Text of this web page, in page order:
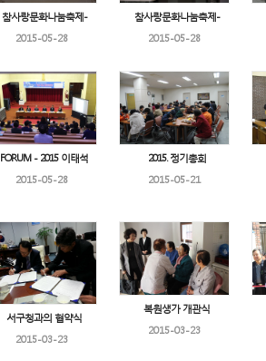
참사랑문화나눔축제-
2015-05-28
참사랑문화나눔축제-
2015-05-28
FORUM - 2015 이태석
2015-05-28
2015. 정기총회
2015-05-21
서구청과의 협약식
2015-03-23
복원생가 개관식
2015-03-23